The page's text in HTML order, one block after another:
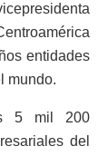
entidades
mundo.
5 mil 200
del